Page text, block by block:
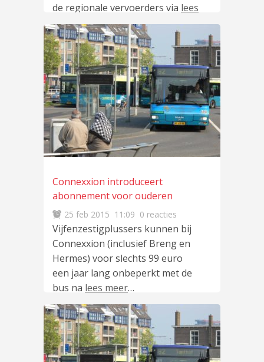
de regionale vervoerders via lees
meer…
Connexxion introduceert
abonnement voor ouderen
25 feb 2015 11:09 0 reacties
Vijfenzestigplussers kunnen bij
Connexxion (inclusief Breng en
Hermes) voor slechts 99 euro
een jaar lang onbeperkt met de
bus na lees meer…